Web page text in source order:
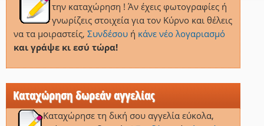
την καταχώρηση ! Άν έχεις φωτογραφίες ή
γνωρίζεις στοιχεία για τον Κύρνο και θέλεις
να τα μοιραστείς, Συνδέσουή κάνε νέο λογαριασμό
και γράψε κι εσύ τώρα!
Καταχώρηση δωρεάν αγγελίας
Καταχώρησε τη δική σου αγγελία εύκολα,